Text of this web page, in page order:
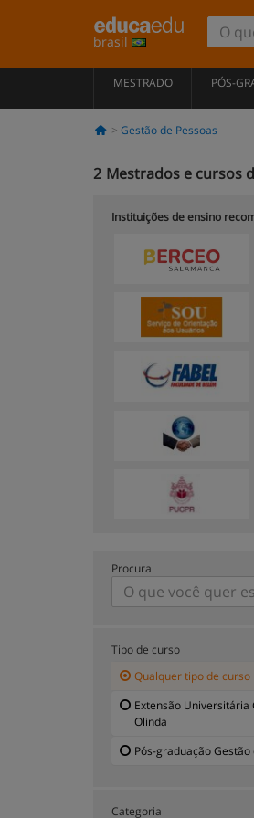
brasil
MESTRADO PÓS-
Gestão de Pessoas
2 Mestrados e cursos
Instituições de ensino
Procura
Tipo de curso
Qualquer tipo de curso
Extensão Universitária
Olinda
Pós-graduação Gestão
Categoria